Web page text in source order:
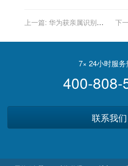
上一篇: 华为获亲属识别专
遗传特征
下
7× 24小时服务
400-808-
联系我们